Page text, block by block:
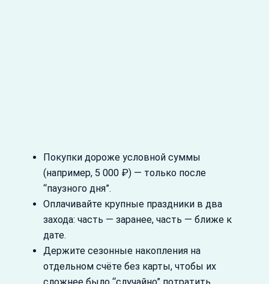
Покупки дороже условной суммы
(например, 5 000 ₽) — только после
“паузного дня”.
Оплачивайте крупные праздники в два
захода: часть — заранее, часть — ближе к
дате.
Держите сезонные накопления на
отдельном счёте без карты, чтобы их